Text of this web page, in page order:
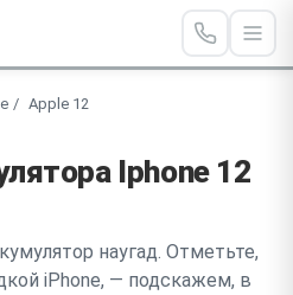
Apple 12
Iphone 12
наугад. Отметьте,
iPhone, — подскажем, в